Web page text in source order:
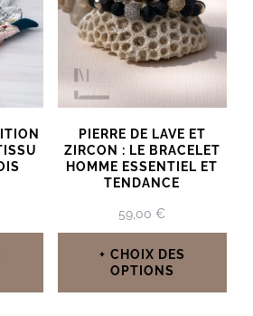
PIERRE DE LAVE ET
ZIRCON : LE BRACELET
HOMME ESSENTIEL ET
TENDANCE
59,00€
CHOIX DES
OPTIONS